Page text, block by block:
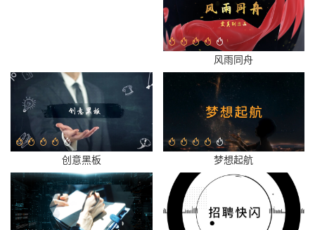
风雨同舟
创意黑板 梦想起航